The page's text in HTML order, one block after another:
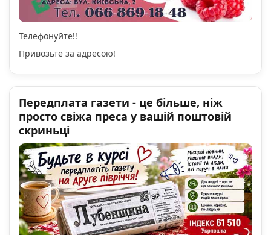
Телефонуйте!!
Привозьте за адресою!
Передплата газети - це більше, ніж
просто свіжа преса у вашій поштовій
скриньці